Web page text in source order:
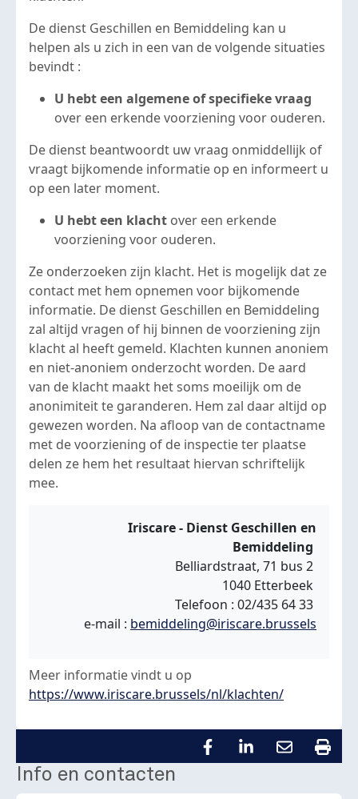
De dienst Geschillen en Bemiddeling kan u
helpen als u zich in een van de volgende situaties
bevindt :
U hebt een algemene of specifieke vraag
over een erkende voorziening voor ouderen.
De dienst beantwoordt uw vraag onmiddellijk of
vraagt bijkomende informatie op en informeert u
op een later moment.
U hebt een klacht over een erkende
voorziening voor ouderen.
Ze onderzoeken zijn klacht. Het is mogelijk dat ze
contact met hem opnemen voor bijkomende
informatie. De dienst Geschillen en Bemiddeling
zal altijd vragen of hij binnen de voorziening zijn
klacht al heeft gemeld. Klachten kunnen anoniem
en niet-anoniem onderzocht worden. De aard
van de klacht maakt het soms moeilijk om de
anonimiteit te garanderen. Hem zal daar altijd op
gewezen worden. Na afloop van de contactname
met de voorziening of de inspectie ter plaatse
delen ze hem het resultaat hiervan schriftelijk
mee.
Iriscare - Dienst Geschillen en
Bemiddeling
Belliardstraat, 71 bus 2
1040 Etterbeek
Telefoon : 02/435 64 33
e-mail : bemiddeling@iriscare.brussels
Meer informatie vindt u op
https://www.iriscare.brussels/nl/klachten/
Info en contacten